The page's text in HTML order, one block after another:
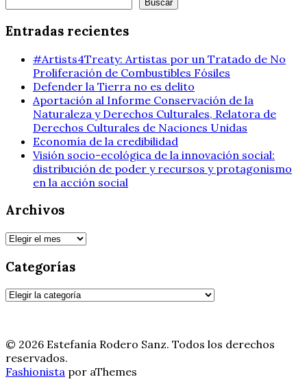
Buscar
Entradas recientes
#Artists4Treaty: Artistas por un Tratado de No
Proliferación de Combustibles Fósiles
Defender la Tierra no es delito
Aportación al Informe Conservación de la
Naturaleza y Derechos Culturales, Relatora de
Derechos Culturales de Naciones Unidas
Economía de la credibilidad
Visión socio-ecológica de la innovación social:
distribución de poder y recursos y protagonismo
en la acción social
Archivos
Archivos
Categorías
Categorías
© 2026 Estefanía Rodero Sanz. Todos los derechos
reservados.
Fashionista por aThemes